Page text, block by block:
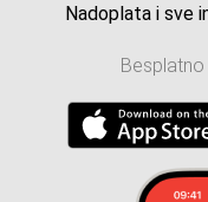
Nadoplata i sve